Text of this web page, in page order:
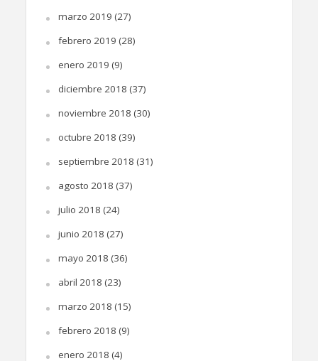
marzo 2019 (27)
febrero 2019 (28)
enero 2019 (9)
diciembre 2018 (37)
noviembre 2018 (30)
octubre 2018 (39)
septiembre 2018 (31)
agosto 2018 (37)
julio 2018 (24)
junio 2018 (27)
mayo 2018 (36)
abril 2018 (23)
marzo 2018 (15)
febrero 2018 (9)
enero 2018 (4)